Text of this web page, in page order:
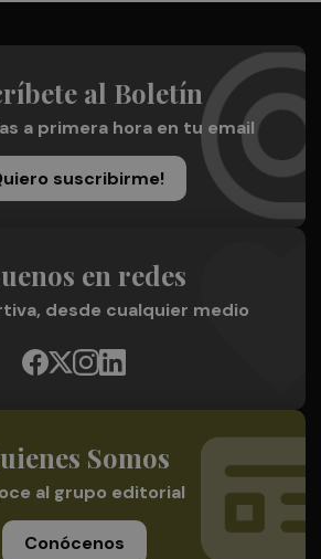
al Boletín
a primera hora en tu email
suscribirme!
en redes
desde cualquier medio
Somos
al grupo editorial
Conócenos